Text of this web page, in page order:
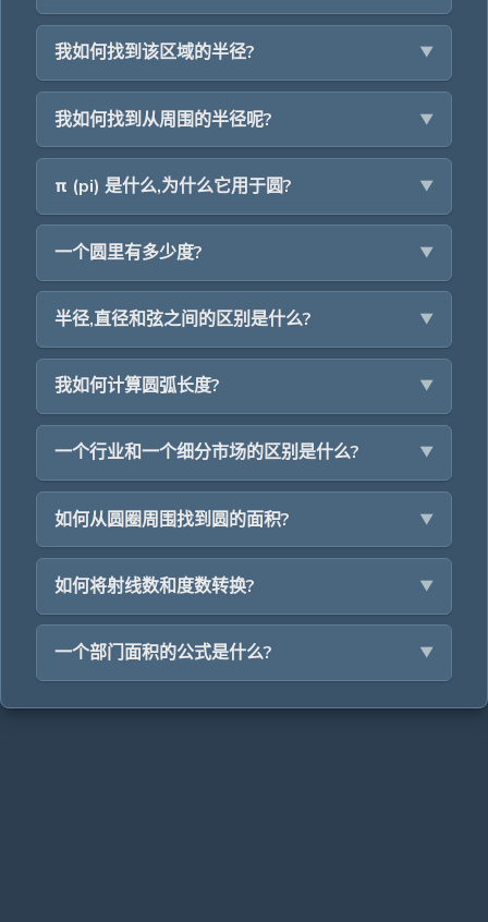
我如何找到该区域的半径?
我如何找到从周围的半径呢?
π (pi) 是什么,为什么它用于圆?
一个圆里有多少度?
半径,直径和弦之间的区别是什么?
我如何计算圆弧长度?
一个行业和一个细分市场的区别是什么?
如何从圆圈周围找到圆的面积?
如何将射线数和度数转换?
一个部门面积的公式是什么?